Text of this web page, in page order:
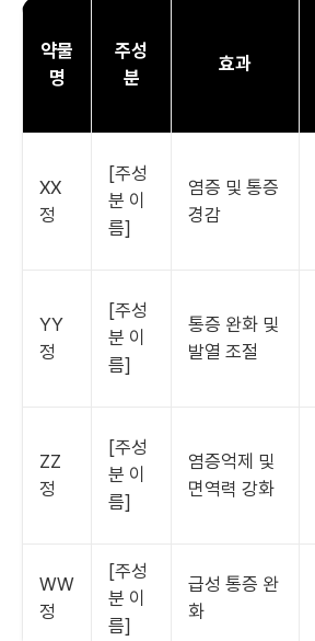
약물
명
주성
분
효과
XX
정
[주성
분 이
름]
염증 및 통증
경감
YY
정
[주성
분 이
름]
통증 완화 및
발열 조절
ZZ
정
[주성
분 이
름]
염증억제 및
면역력 강화
WW
정
[주성
분 이
름]
급성 통증 완
화